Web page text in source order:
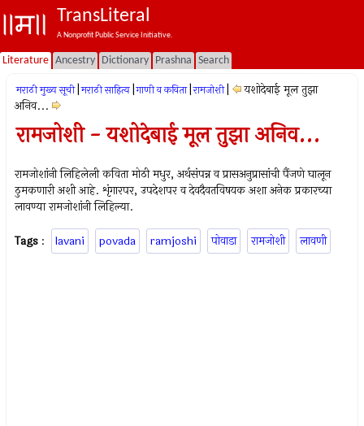
TransLiteral
A Nonprofit Public Service Initiative.
Literature Ancestry Dictionary Prashna Search
मराठी मुख्य सूची मराठी साहित्य गाणी व कविता रामजोशी
यशोदेबाई मूल तुझा
अनिव...
रामजोशी - यशोदेबाई मूल तुझा अनिव...
रामजोशांनी लिहिलेली कविता मोठी मधुर, अर्थसंपन्न व प्रासअनुप्रासांची पैंजणे घालून
ठुमकणारी अशी आहे. शृंगारपर, उपदेशपर व देवदैवतविषयक अशा अनेक प्रकारच्या
लावण्या रामजोशांनी लिहिल्या.
Tags : lavani povada ramjoshi पोवाडा रामजोशी लावणी